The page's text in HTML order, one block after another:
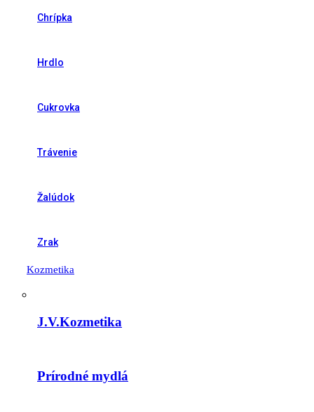
Chrípka
Hrdlo
Cukrovka
Trávenie
Žalúdok
Zrak
Kozmetika
J.V.Kozmetika
Prírodné mydlá